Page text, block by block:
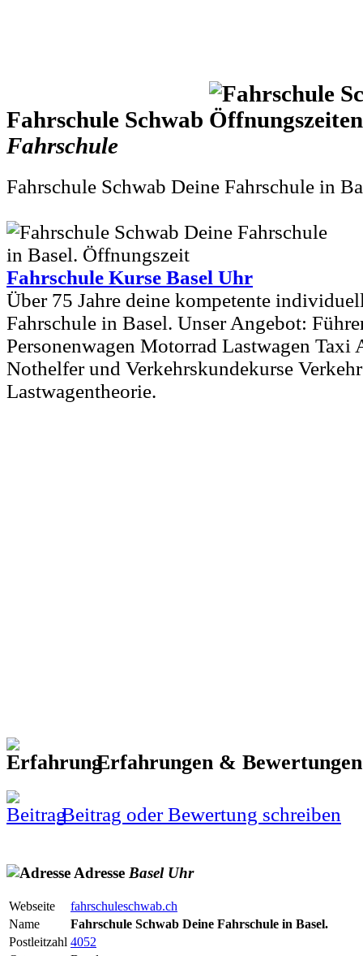
Fahrschule Schwab
Fahrschule
Fahrschule Schwab Deine Fahrschule in
Fahrschule Kurse Basel Uhr
Über 75 Jahre deine kompetente
Fahrschule in Basel. Unser Angebot:
Personenwagen Motorrad Lastwagen Taxi
Nothelfer und Verkehrskundekurse
Lastwagentheorie.
Erfahrungen &
Beitrag oder Bewertung schreiben
Adresse Basel Uhr
Webseite
fahrschuleschwab.ch
Name
Fahrschule Schwab Deine Fahrschule in Basel.
Postleitzahl 4052